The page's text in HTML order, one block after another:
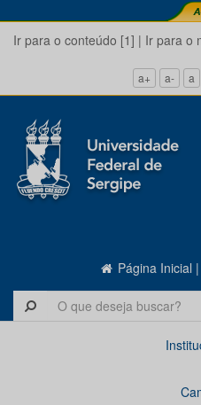
Ir para o conteúdo [1] | Ir para o
a+ a- a
Página Inicial |